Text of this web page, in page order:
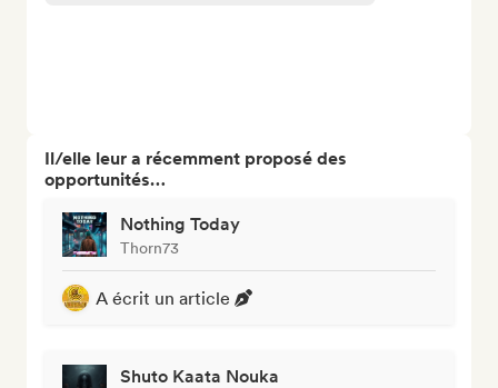
Il/elle leur a récemment proposé des
opportunités…
Nothing Today
Thorn73
A écrit un article
Shuto Kaata Nouka